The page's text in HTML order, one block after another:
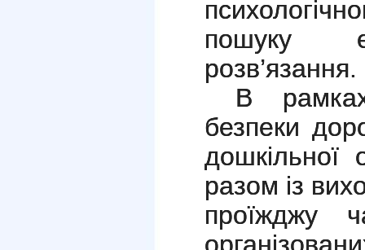
пошуку
розв’язання.
В
безпеки
разом із
проїжджу